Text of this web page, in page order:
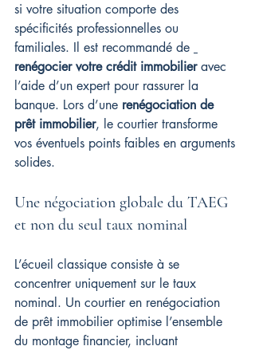
si votre situation comporte des
spécificités professionnelles ou
familiales. Il est recommandé de
renégocier votre crédit immobilier avec
l’aide d’un expert pour rassurer la
banque. Lors d’une renégociation de
prêt immobilier, le courtier transforme
vos éventuels points faibles en arguments
solides.
Une négociation globale du TAEG
et non du seul taux nominal
L’écueil classique consiste à se
concentrer uniquement sur le taux
nominal. Un courtier en renégociation
de prêt immobilier optimise l’ensemble
du montage financier, incluant